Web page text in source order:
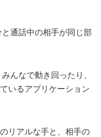
通話中の相手が同じ部
んなで動き回ったり、
いるアプリケーション
リアルな手と、相手の